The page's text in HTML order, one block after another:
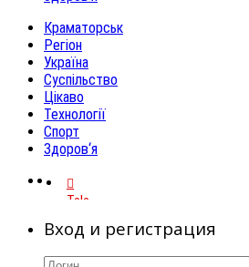
Краматорськ
Регіон
Україна
Суспільство
Цікаво
Технології
Спорт
Здоров‘я
Telegram
Вход и регистрация